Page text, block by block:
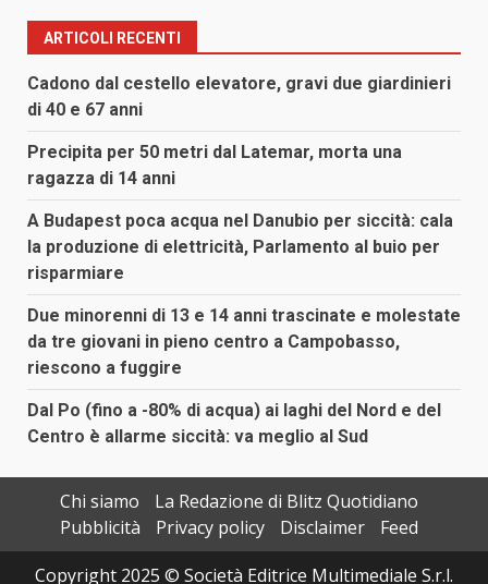
ARTICOLI RECENTI
Cadono dal cestello elevatore, gravi due giardinieri
di 40 e 67 anni
Precipita per 50 metri dal Latemar, morta una
ragazza di 14 anni
A Budapest poca acqua nel Danubio per siccità: cala
la produzione di elettricità, Parlamento al buio per
risparmiare
Due minorenni di 13 e 14 anni trascinate e molestate
da tre giovani in pieno centro a Campobasso,
riescono a fuggire
Dal Po (fino a -80% di acqua) ai laghi del Nord e del
Centro è allarme siccità: va meglio al Sud
Chi siamo
La Redazione di Blitz Quotidiano
Pubblicità
Privacy policy Disclaimer
Feed
Copyright 2025 © Società Editrice Multimediale S.r.l.